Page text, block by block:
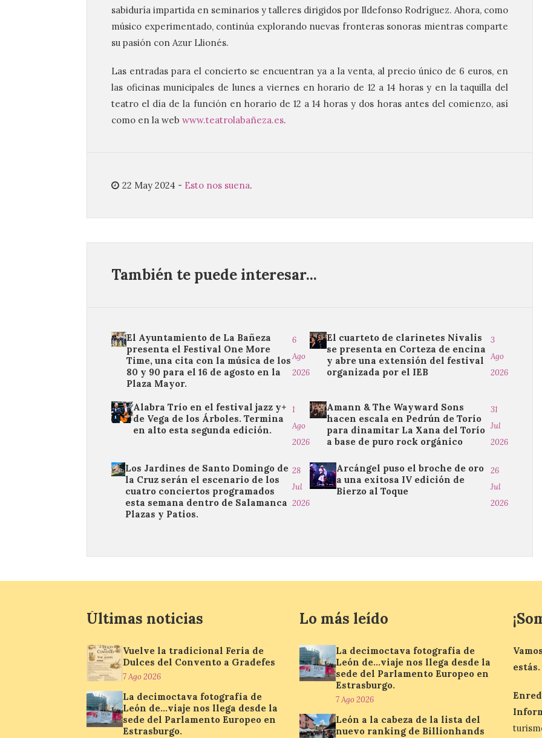
sabiduría impartida en seminarios y talleres dirigidos por Ildefonso Rodríguez. Ahora, como
músico experimentado, continúa explorando nuevas fronteras sonoras mientras comparte
su pasión con Azur Llionés.
Las entradas para el concierto se encuentran ya a la venta, al precio único de 6 euros, en
las oficinas municipales de lunes a viernes en horario de 12 a 14 horas y en la taquilla del
teatro el día de la función en horario de 12 a 14 horas y dos horas antes del comienzo, así
como en la web www.teatrolabañeza.es.
22 May 2024 - Esto nos suena.
También te puede interesar...
El Ayuntamiento de La Bañeza
presenta el Festival One More
Time, una cita con la música de los
80 y 90 para el 16 de agosto en la
Plaza Mayor.
6
Ago
2026
El cuarteto de clarinetes Nivalis
se presenta en Corteza de encina
y abre una extensión del festival
organizada por el IEB
3
Ago
2026
Alabra Trío en el festival jazz y+
de Vega de los Árboles. Termina
en alto esta segunda edición.
1
Ago
2026
Amann & The Wayward Sons
hacen escala en Pedrún de Torío
para dinamitar La Xana del Torío
a base de puro rock orgánico
31
Jul
2026
Los Jardines de Santo Domingo de
la Cruz serán el escenario de los
cuatro conciertos programados
esta semana dentro de Salamanca
Plazas y Patios.
28
Jul
2026
Arcángel puso el broche de oro
a una exitosa IV edición de
Bierzo al Toque
26
Jul
2026
Últimas noticias
Vuelve la tradicional Feria de
Dulces del Convento a Gradefes
7 Ago 2026
La decimoctava fotografía de
León de…viaje nos llega desde la
sede del Parlamento Europeo en
Estrasburgo.
Lo más leído
La decimoctava fotografía de
León de…viaje nos llega desde la
sede del Parlamento Europeo en
Estrasburgo.
7 Ago 2026
León a la cabeza de la lista del
nuevo ranking de Billionhands
estás.